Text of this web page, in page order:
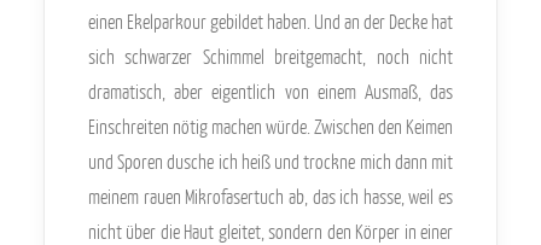
einen Ekelparkour gebildet haben. Und an der Decke hat
sich schwarzer Schimmel breitgemacht, noch nicht
dramatisch, aber eigentlich von einem Ausmaß, das
Einschreiten nötig machen würde. Zwischen den Keimen
und Sporen dusche ich heiß und trockne mich dann mit
meinem rauen Mikrofasertuch ab, das ich hasse, weil es
nicht über die Haut gleitet, sondern den Körper in einer